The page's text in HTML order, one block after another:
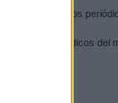
de entrada a los
de los periódicos